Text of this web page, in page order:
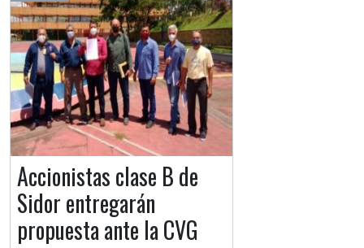
Accionistas clase B de
Sidor entregarán
propuesta ante la CVG